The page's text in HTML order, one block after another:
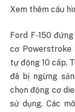
Xem thêm cấu
Ford F-150
cơ Powerstroke
tự động 10 cấp.
đã bị ngừng
chọn động cơ
sử dụng. Các